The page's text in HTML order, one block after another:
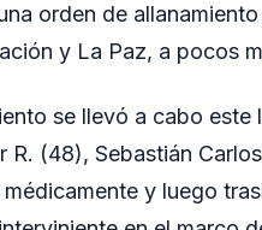
orden de
y La Paz, a pocos
se llevó a cabo este
R. (48), Sebastián
médicamente y luego